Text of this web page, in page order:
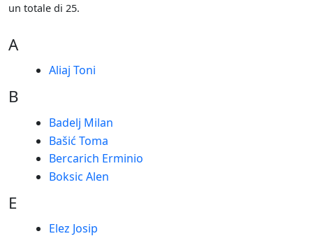
un totale di 25.
A
Aliaj Toni
B
Badelj Milan
Bašić Toma
Bercarich Erminio
Boksic Alen
E
Elez Josip